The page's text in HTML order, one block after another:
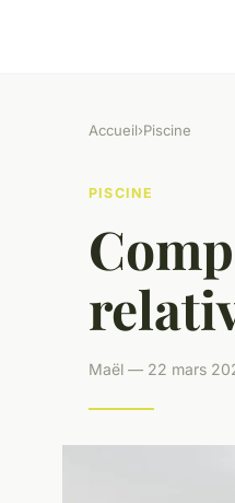
Accueil›Piscine
PISCINE
Maël — 22 mars